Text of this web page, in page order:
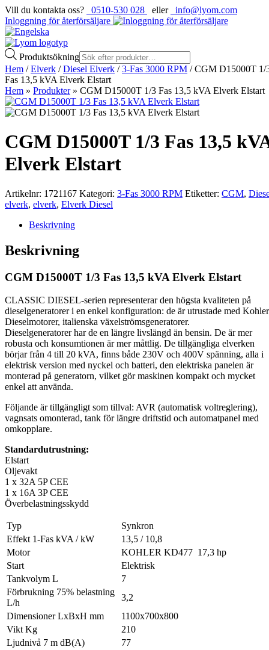
Vill du kontakta oss? 0510-530 028 eller
info@lyom.com
Inloggning för återförsäljare
Produktsökning
Hem /Elverk /Diesel Elverk /3-Fas 3000 RPM / CGM D15000T 1/
Fas 13,5 kVA Elverk Elstart
Hem » Produkter» CGM D15000T 1/3 Fas 13,5 kVA Elverk Elstart
CGM D15000T 1/3 Fas 13,5
Elverk Elstart
Artikelnr: 1721167 Kategori: 3-Fas 3000 RPM Etiketter: CGM,
elverk, elverk, Elverk Diesel
Beskrivning
Beskrivning
CGM D15000T 1/3 Fas 13,5 kVA Elverk Elstart
CLASSIC DIESEL-serien representerar den högsta kvaliteten på
dieselgeneratorer i en enkel konfiguration: de är utrustade med Kohler
Dieselmotorer, italienska växelströmsgeneratorer.
Dieselgeneratorer har de en längre livslängd än bensin. De är mer
robusta och konsumtionen är mer måttlig. De tillgängliga elverken
börjar från 4 till 20 kVA, finns både 230V och 400V spänning, alla i
elektrisk version med nyckel och batteri, den elektriska panelen är
monterad på generatorn, vilket gör maskinen kompakt och mycket
enkel att använda.
Följande är tillgängligt som tillval: AVR (automatisk voltreglering),
vagnsats omonterad, tank för längre driftstid och automatpanel med
omkopplare.
Standardutrustning:
Elstart
Oljevakt
1 x 32A 5P CEE
1 x 16A 3P CEE
Överbelastningsskydd
Typ
Synkron
Effekt 1-Fas kVA / kW
13,5 / 10,8
Motor
KOHLER KD477 17,3 hp
Start
Elektrisk
Tankvolym L
7
Förbrukning 75% belastning
L/h
3,2
Dimensioner LxBxH mm
1100x700x800
Vikt Kg
210
Ljudnivå 7 m dB(A)
77